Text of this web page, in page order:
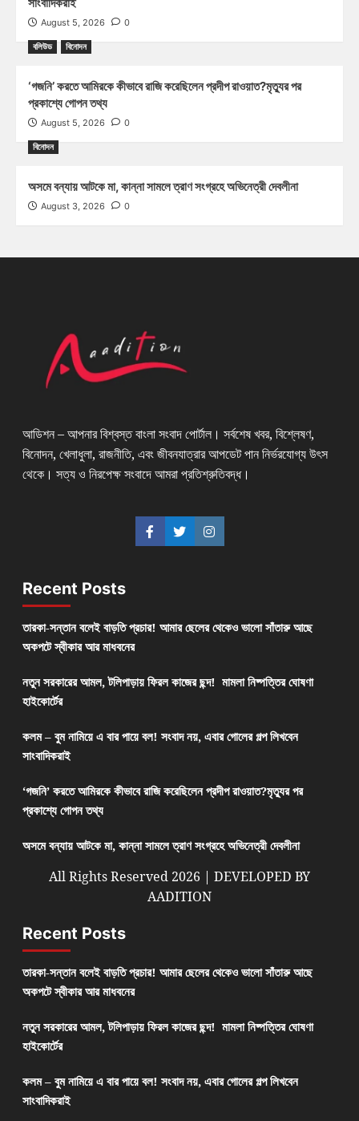
August 5, 2026 0
বলিউড বিনোদন
‘গজনি’ করতে আমিরকে কীভাবে রাজি করেছিলেন প্রদীপ রাওয়াত?মৃত্যুর পর
প্রকাশ্যে গোপন তথ্য
August 5, 2026 0
বিনোদন
অসমে বন্যায় আটকে মা, কান্না সামলে ত্রাণ সংগ্রহে অভিনেত্রী দেবলীনা
August 3, 2026 0
আডিশন – আপনার বিশ্বস্ত বাংলা সংবাদ পোর্টাল। সর্বশেষ খবর, বিশ্লেষণ,
বিনোদন, খেলাধুলা, রাজনীতি, এবং জীবনযাত্রার আপডেট পান নির্ভরযোগ্য উৎস
থেকে। সত্য ও নিরপেক্ষ সংবাদে আমরা প্রতিশ্রুতিবদ্ধ।
Recent Posts
তারকা-সন্তান বলেই বাড়তি প্রচার! আমার ছেলের থেকেও ভালো সাঁতারু আছে
অকপটে স্বীকার আর মাধবনের
নতুন সরকারের আমল, টলিপাড়ায় ফিরল কাজের ছন্দ! মামলা নিষ্পত্তির ঘোষণা
হাইকোর্টের
কলম – বুম নামিয়ে এ বার পায়ে বল! সংবাদ নয়, এবার গোলের গল্প লিখবেন
সাংবাদিকরাই
‘গজনি’ করতে আমিরকে কীভাবে রাজি করেছিলেন প্রদীপ রাওয়াত?মৃত্যুর পর
প্রকাশ্যে গোপন তথ্য
অসমে বন্যায় আটকে মা, কান্না সামলে ত্রাণ সংগ্রহে অভিনেত্রী দেবলীনা
All Rights Reserved 2026 | DEVELOPED BY
AADITION
Recent Posts
তারকা-সন্তান বলেই বাড়তি প্রচার! আমার ছেলের থেকেও ভালো সাঁতারু আছে
অকপটে স্বীকার আর মাধবনের
নতুন সরকারের আমল, টলিপাড়ায় ফিরল কাজের ছন্দ! মামলা নিষ্পত্তির ঘোষণা
হাইকোর্টের
কলম – বুম নামিয়ে এ বার পায়ে বল! সংবাদ নয়, এবার গোলের গল্প লিখবেন
সাংবাদিকরাই